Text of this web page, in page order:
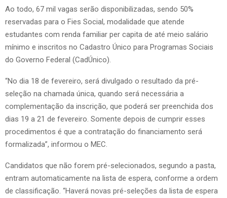
Ao todo, 67 mil vagas serão disponibilizadas, sendo 50%
reservadas para o Fies Social, modalidade que atende
estudantes com renda familiar per capita de até meio salário
mínimo e inscritos no Cadastro Único para Programas Sociais
do Governo Federal (CadÚnico).
“No dia 18 de fevereiro, será divulgado o resultado da pré-
seleção na chamada única, quando será necessária a
complementação da inscrição, que poderá ser preenchida dos
dias 19 a 21 de fevereiro. Somente depois de cumprir esses
procedimentos é que a contratação do financiamento será
formalizada”, informou o MEC.
Candidatos que não forem pré-selecionados, segundo a pasta,
entram automaticamente na lista de espera, conforme a ordem
de classificação. “Haverá novas pré-seleções da lista de espera